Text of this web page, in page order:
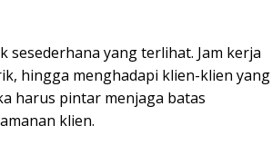
sesederhana yang terlihat. Jam kerja
hingga menghadapi klien-klien yang
harus pintar menjaga batas
klien.